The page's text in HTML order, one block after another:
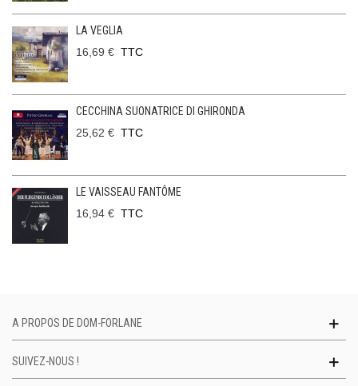
LA VEGLIA
16,69 € TTC
CECCHINA SUONATRICE DI GHIRONDA
25,62 € TTC
LE VAISSEAU FANTÔME
16,94 € TTC
A PROPOS DE DOM-FORLANE
SUIVEZ-NOUS !